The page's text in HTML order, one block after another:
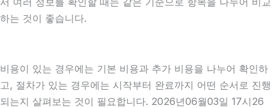
하는 것이 좋습니다.
비용이 있는 경우에는 기본 비용과 추가 비용을 나누어 확인하
고, 절차가 있는 경우에는 시작부터 완료까지 어떤 순서로 진행
되는지 살펴보는 것이 필요합니다. 2026년06월03일 17시26